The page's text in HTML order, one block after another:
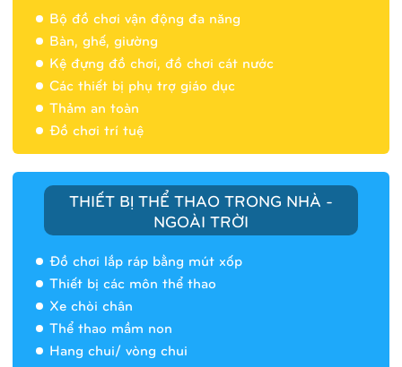
Bộ đồ chơi vận động đa năng
Bàn, ghế, giường
Kệ đựng đồ chơi, đồ chơi cát nước
Các thiết bị phụ trợ giáo dục
Thảm an toàn
Đồ chơi trí tuệ
THIẾT BỊ THỂ THAO TRONG NHÀ -
NGOÀI TRỜI
Đồ chơi lắp ráp bằng mút xốp
Thiết bị các môn thể thao
Xe chòi chân
Thể thao mầm non
Hang chui/ vòng chui
Nhà banh 9H5404
Nhà banh 9H5408